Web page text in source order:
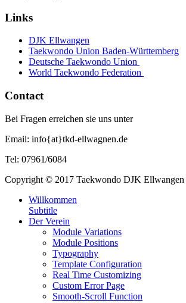
Links
DJK Ellwangen
Taekwondo Union Baden-Württemberg
Deutsche Taekwondo Union
World Taekwondo Federation
Contact
Bei Fragen erreichen sie uns unter
Email: info{at}tkd-ellwagnen.de
Tel: 07961/6084
Copyright © 2017 Taekwondo DJK Ellwangen
Willkommen
Subtitle
Der Verein
Module Variations
Module Positions
Typography
Template Configuration
Real Time Customizing
Custom Error Page
Smooth-Scroll Function